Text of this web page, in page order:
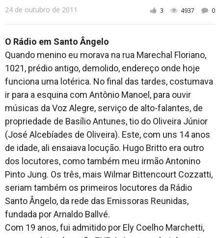
Turismo
Cidade
Meio Ambiente
Cotidiano
24 de outubro de 2011 3 4937 0
O Rádio em Santo Ângelo
Quando menino eu morava na rua Marechal Floriano,
1021, prédio antigo, demolido, endereço onde hoje
funciona uma lotérica. No final das tardes, costumava
ir para a esquina com Antônio Manoel, para ouvir
músicas da Voz Alegre, serviço de alto-falantes, de
propriedade de Basílio Antunes, tio do Oliveira Júnior
(José Alcebíades de Oliveira). Este, com uns 14 anos
de idade, ali ensaiava locução. Hugo Britto era outro
dos locutores, como também meu irmão Antonino
Pinto Jung. Os três, mais Wilmar Bittencourt Cozzatti,
seriam também os primeiros locutores da Rádio
Santo Ângelo, da rede das Emissoras Reunidas,
fundada por Arnaldo Ballvé.
Com 19 anos, fui admitido por Ely Coelho Marchetti,